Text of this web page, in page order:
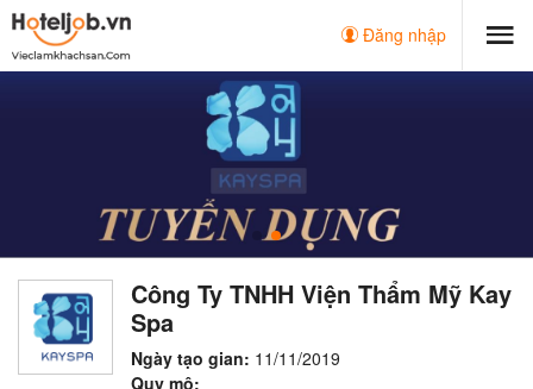
Đăng nhập
Công Ty TNHH Viện Thẩm Mỹ Kay
Spa
Ngày tạo gian: 11/11/2019
Quy mô: